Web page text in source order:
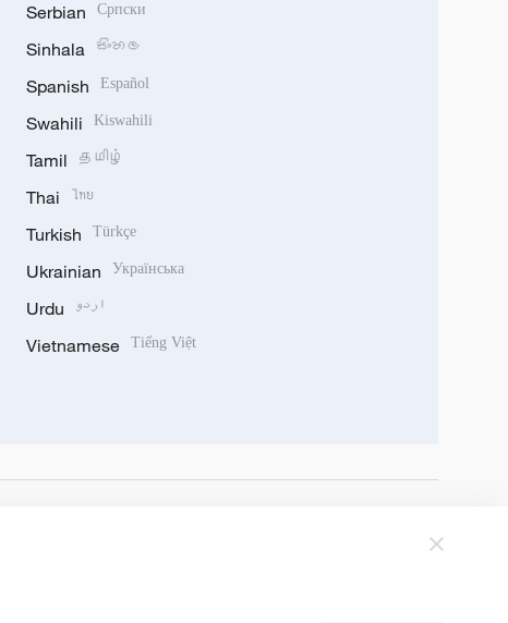
Serbian Српски
Sinhala සිංහල
Spanish Español
Swahili Kiswahili
Tamil தமிழ்
Thai ไทย
Turkish Türkçe
Ukrainian Українська
Urdu اردو
Vietnamese Tiếng Việt